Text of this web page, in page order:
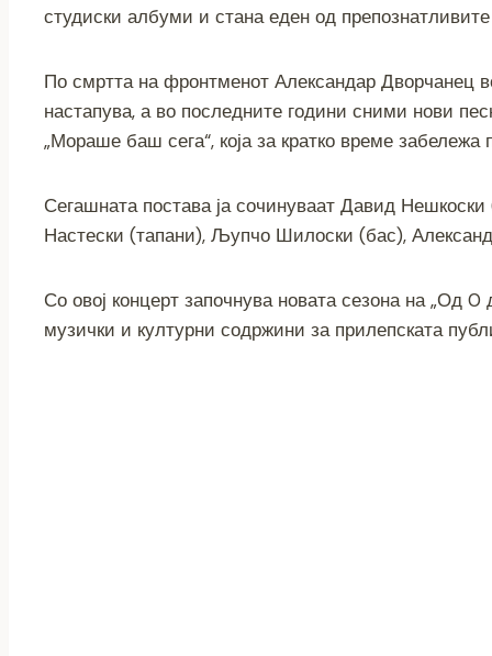
студиски албуми и стана еден од
По смртта на фронтменот Александар Дворчанец
настапува, а во последните години сними нови
„Мораше баш сега“, која за кратко време
Сегашната постава ја сочинуваат Давид
Настески (тапани), Љупчо Шилоски (бас),
Со овој концерт започнува новата сезона на „Од 0
музички и културни содржини за прилепската